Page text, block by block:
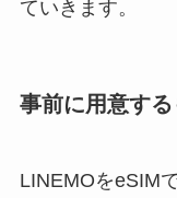
ていきます。
事前に用意す
LINEMOをeSIM